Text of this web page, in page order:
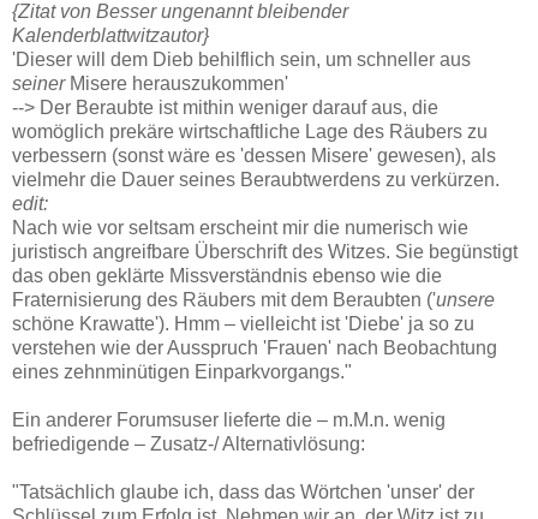
{Zitat von Besser ungenannt bleibender
Kalenderblattwitzautor}
'Dieser will dem Dieb behilflich sein, um schneller aus
seiner Misere herauszukommen'
--> Der Beraubte ist mithin weniger darauf aus, die
womöglich prekäre wirtschaftliche Lage des Räubers zu
verbessern (sonst wäre es 'dessen Misere' gewesen), als
vielmehr die Dauer seines Beraubtwerdens zu verkürzen.
edit:
Nach wie vor seltsam erscheint mir die numerisch wie
juristisch angreifbare Überschrift des Witzes. Sie begünstigt
das oben geklärte Missverständnis ebenso wie die
Fraternisierung des Räubers mit dem Beraubten ('unsere
schöne Krawatte'). Hmm – vielleicht ist 'Diebe' ja so zu
verstehen wie der Ausspruch 'Frauen' nach Beobachtung
eines zehnminütigen Einparkvorgangs."
Ein anderer Forumsuser lieferte die – m.M.n. wenig
befriedigende – Zusatz-/ Alternativlösung:
"Tatsächlich glaube ich, dass das Wörtchen 'unser' der